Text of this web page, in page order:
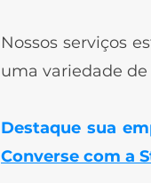
Nossos serviços
uma variedade
Destaque sua
Converse com a